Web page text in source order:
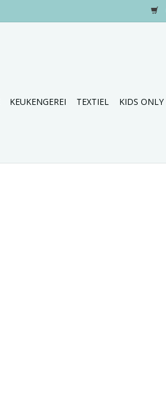
KEUKENGEREI TEXTIEL KIDS ONLY